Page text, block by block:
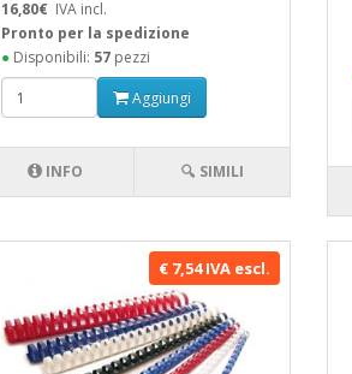
16,80€ IVA incl.
Pronto per la spedizione
●Disponibili: 57pezzi
Aggiungi
INFO 🔍 SIMILI
€ 7,54 IVA escl.